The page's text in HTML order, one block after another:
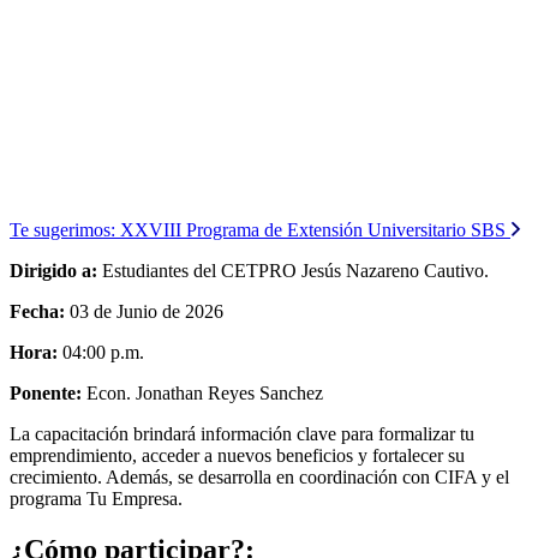
Te sugerimos: XXVIII Programa de Extensión Universitario SBS
Dirigido a: Estudiantes del CETPRO Jesús Nazareno Cautivo.
Fecha: 03 de Junio de 2026
Hora: 04:00 p.m.
Ponente: Econ. Jonathan Reyes Sanchez
La capacitación brindará información clave para formalizar tu
emprendimiento, acceder a nuevos beneficios y fortalecer su
crecimiento. Además, se desarrolla en coordinación con CIFA y el
programa Tu Empresa.
¿Cómo participar?: